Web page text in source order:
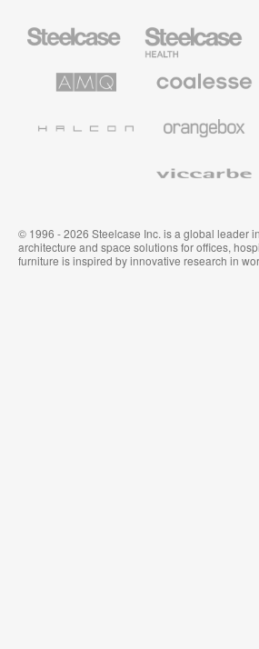
Büromöbel
Health
Solutions
Büromöbel
© 1996 - 2026 Steelcase Inc. is a global leader
architecture and space solutions for offices,
furniture is inspired by innovative research in